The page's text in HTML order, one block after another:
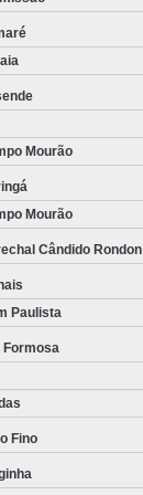
de
Mourão
Mourão
Cândido Rondon
Paulista
Formosa
Fino